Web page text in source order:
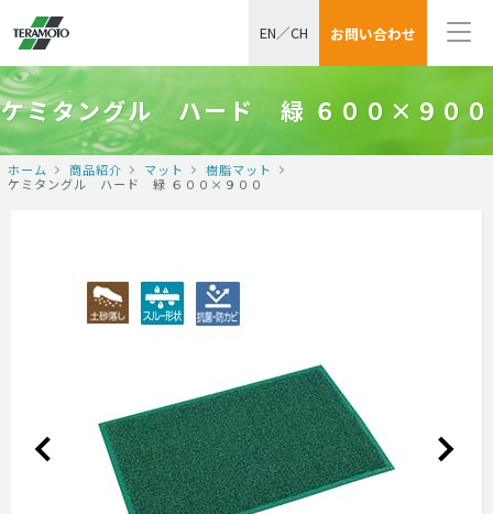
お問い合わせ
EN／CH
ケミタングル ハード 緑 ６００×９００
ホーム 商品紹介 マット
樹脂マット
ケミタングル ハード 緑 ６００×９００